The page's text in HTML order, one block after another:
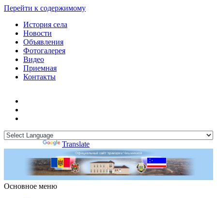
Перейти к содержимому
История села
Новости
Объявления
Фотогалерея
Видео
Приемная
Контакты
Translate
Основное меню